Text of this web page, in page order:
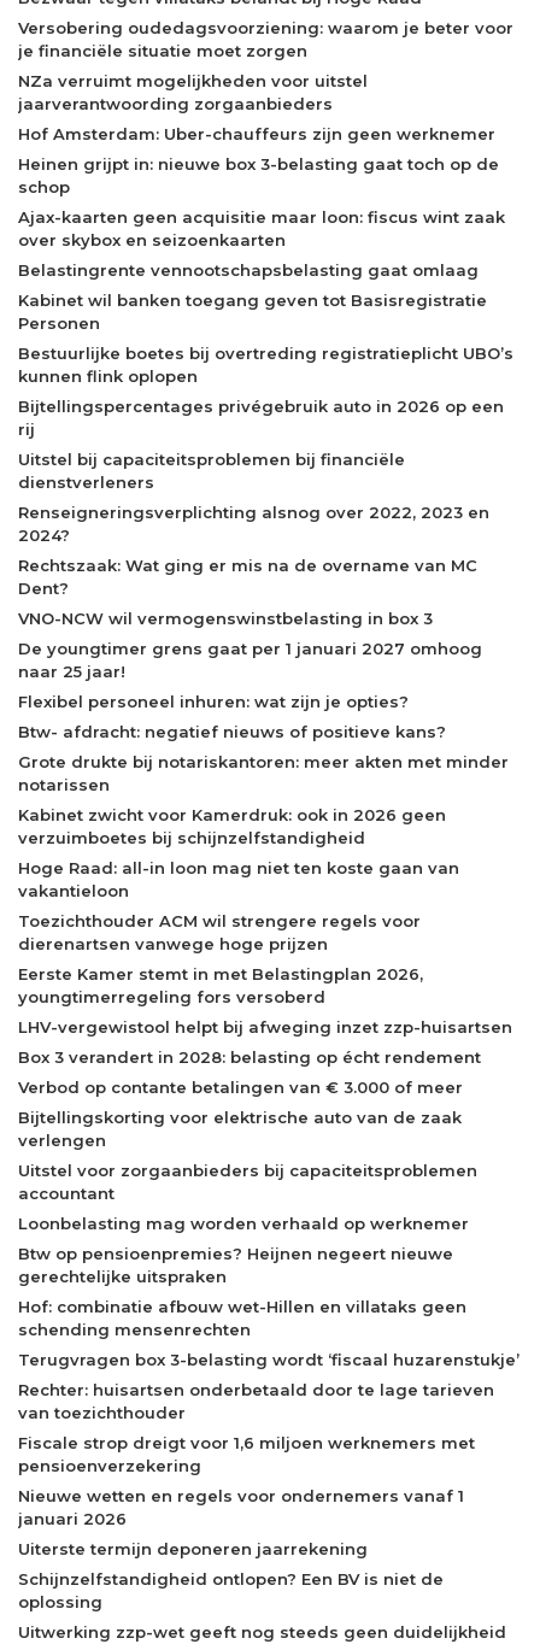
Versobering oudedagsvoorziening: waarom je beter voor
je financiële situatie moet zorgen
NZa verruimt mogelijkheden voor uitstel
jaarverantwoording zorgaanbieders
Hof Amsterdam: Uber-chauffeurs zijn geen werknemer
Heinen grijpt in: nieuwe box 3-belasting gaat toch op de
schop
Ajax-kaarten geen acquisitie maar loon: fiscus wint zaak
over skybox en seizoenkaarten
Belastingrente vennootschapsbelasting gaat omlaag
Kabinet wil banken toegang geven tot Basisregistratie
Personen
Bestuurlijke boetes bij overtreding registratieplicht UBO’s
kunnen flink oplopen
Bijtellingspercentages privégebruik auto in 2026 op een
rij
Uitstel bij capaciteitsproblemen bij financiële
dienstverleners
Renseigneringsverplichting alsnog over 2022, 2023 en
2024?
Rechtszaak: Wat ging er mis na de overname van MC
Dent?
VNO-NCW wil vermogenswinstbelasting in box 3
De youngtimer grens gaat per 1 januari 2027 omhoog
naar 25 jaar!
Flexibel personeel inhuren: wat zijn je opties?
Btw- afdracht: negatief nieuws of positieve kans?
Grote drukte bij notariskantoren: meer akten met minder
notarissen
Kabinet zwicht voor Kamerdruk: ook in 2026 geen
verzuimboetes bij schijnzelfstandigheid
Hoge Raad: all-in loon mag niet ten koste gaan van
vakantieloon
Toezichthouder ACM wil strengere regels voor
dierenartsen vanwege hoge prijzen
Eerste Kamer stemt in met Belastingplan 2026,
youngtimerregeling fors versoberd
LHV-vergewistool helpt bij afweging inzet zzp-huisartsen
Box 3 verandert in 2028: belasting op écht rendement
Verbod op contante betalingen van € 3.000 of meer
Bijtellingskorting voor elektrische auto van de zaak
verlengen
Uitstel voor zorgaanbieders bij capaciteitsproblemen
accountant
Loonbelasting mag worden verhaald op werknemer
Btw op pensioenpremies? Heijnen negeert nieuwe
gerechtelijke uitspraken
Hof: combinatie afbouw wet-Hillen en villataks geen
schending mensenrechten
Terugvragen box 3-belasting wordt ‘fiscaal huzarenstukje’
Rechter: huisartsen onderbetaald door te lage tarieven
van toezichthouder
Fiscale strop dreigt voor 1,6 miljoen werknemers met
pensioenverzekering
Nieuwe wetten en regels voor ondernemers vanaf 1
januari 2026
Uiterste termijn deponeren jaarrekening
Schijnzelfstandigheid ontlopen? Een BV is niet de
oplossing
Uitwerking zzp-wet geeft nog steeds geen duidelijkheid